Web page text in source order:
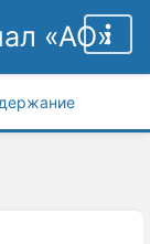
«АО»